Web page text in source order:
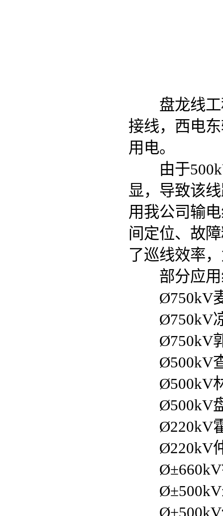
盘龙线工
接线，西电
用电。
由于500kV
显，导致该
用我公司输
间定位、故
了巡线效率
部分应用
Ø750kV
Ø750kV
Ø750kV
Ø500kV
Ø500kV
Ø500kV
Ø220kV
Ø220kV
Ø±660kV
Ø±500kV
Ø±500kV